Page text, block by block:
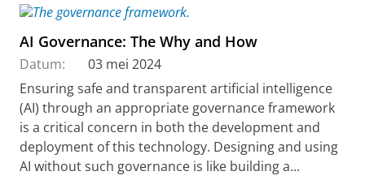
AI Governance: The Why and How
Datum:
03 mei 2024
Ensuring safe and transparent artificial intelligence
(AI) through an appropriate governance framework
is a critical concern in both the development and
deployment of this technology. Designing and using
AI without such governance is like building a...